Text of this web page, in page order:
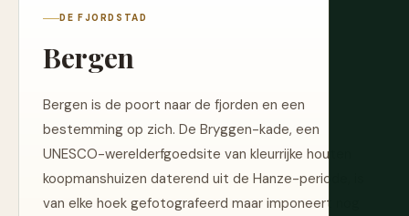
DE FJORDSTAD
Bergen
Bergen is de poort naar de fjorden en een
bestemming op zich. De Bryggen-kade, een
UNESCO-werelderfgoedsite van kleurrijke houten
koopmanshuizen daterend uit de Hanze-periode, is
van elke hoek gefotografeerd maar imponeert nog